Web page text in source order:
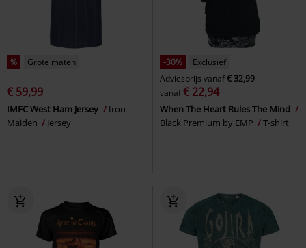
% Grote maten
€ 59,99
IMFC West Ham Jersey
Iron
Maiden
Jersey
-30%
Exclusief
Adviesprijs vanaf€ 32,99
vanaf€ 22,94
When The Heart Rules The Mind
Black Premium by EMP
T-shirt